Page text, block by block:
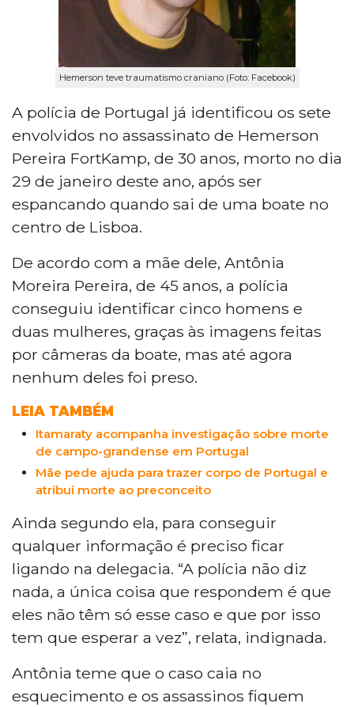
Hemerson teve traumatismo craniano (Foto: Facebook)
A polícia de Portugal já identificou os sete
envolvidos no assassinato de Hemerson
Pereira FortKamp, de 30 anos, morto no dia
29 de janeiro deste ano, após ser
espancando quando sai de uma boate no
centro de Lisboa.
De acordo com a mãe dele, Antônia
Moreira Pereira, de 45 anos, a polícia
conseguiu identificar cinco homens e
duas mulheres, graças às imagens feitas
por câmeras da boate, mas até agora
nenhum deles foi preso.
LEIA TAMBÉM
Itamaraty acompanha investigação sobre morte
de campo-grandense em Portugal
Mãe pede ajuda para trazer corpo de Portugal e
atribui morte ao preconceito
Ainda segundo ela, para conseguir
qualquer informação é preciso ficar
ligando na delegacia. “A polícia não diz
nada, a única coisa que respondem é que
eles não têm só esse caso e que por isso
tem que esperar a vez”, relata, indignada.
Antônia teme que o caso caia no
esquecimento e os assassinos fiquem